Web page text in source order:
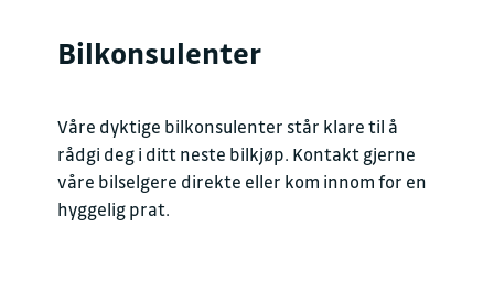
Bilkonsulenter
Våre dyktige bilkonsulenter står klare til å
rådgi deg i ditt neste bilkjøp. Kontakt gjerne
våre bilselgere direkte eller kom innom for en
hyggelig prat.